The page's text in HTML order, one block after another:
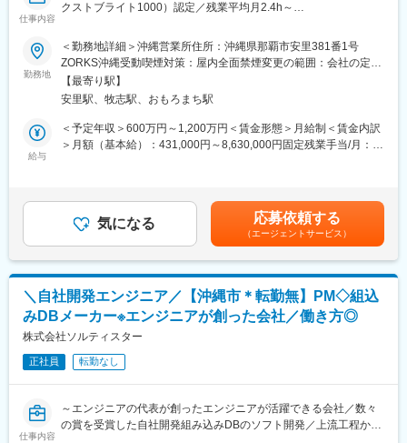
す。
〇モバイル系開発
携帯端末アプリやWebアプリ、Nativeアプリからハイブリッドア
プリの開発を専門とする集団です。大手メーカーや通信キャリア
を中心に、様々な業界のWebアプリ開発に要件定義から開発・運
用まで一貫して携わることができ、Webアプリエンジニアとして
のスキルアップが可能です。開発の流行に左右される分野である
ため、アジャイル開発やCIツールの導入は当然のこととして、新
【労働環境が安定しており長期的・安定的に就業できます】
社内ブログや社内SNS等を通しての情報共有や社内の情報発信な
どコミュニケーションが密な環境です。また社員一人ひとりのの
していけることも特徴です。福利厚生も充実しており、休暇制度
はもちろん各種手当も豊富にございます。
変更の範囲：会社の定める業務
仕事内容
クストブライト1000）認定／残業平均月2.4h～
■業務内容
フロントエンドエンジニア（PM/PL）として開発プロジェクトに
携わっていただきます。関係部署との要件調整、コスト管理、マ
ネジメント業務、メンバーの育成や指導もご担当いただきます。
テックリードをご希望の場合テックリードとしての業務をお願い
いたします。
Web/業務系システム、アプリ開発、AI関連など、1,000社以上の
■事業基盤の安定性
当社の案件の約7割は大手一次請けSIer案件となっており安定した
っています。
■働きやすい環境
営業担当が月1回エンジニアと現場双方へヒアリングを実施し、現
場での評価や課題、今後のキャリアについて共有します。常駐先
でも孤立することなく安心して働ける環境です。また、基本的に
残業が多くなる案件を受けないため、残業時間も月平均2.4時間と
非常に少ない環境です。さらに3カ月に1回の全社アンケートを実
施し、社員の声を制度へ反映しているため、Udemy導入、在宅勤
務手当なども社員の要望から1年以内に実現しています。
勤務地
＜勤務地詳細＞沖縄営業所住所：沖縄県那覇市安里381番1号
ZORKS沖縄受動喫煙対策：屋内全面禁煙変更の範囲：会社の定め
る事業所（リモートワーク含む）
【最寄り駅】
安里駅、牧志駅、おもろまち駅
給与
＜予定年収＞600万円～1,200万円＜賃金形態＞月給制＜賃金内訳
＞月額（基本給）：431,000円～8,630,000円固定残業手当/月：
でも目安の金額であり、選考を通じて上下する可能性がありま
す。月給(月額)は固定手当を含めた表記です。
気になる 応募依頼する
（エージェントサービス）
＼自社開発エンジニア／【沖縄市＊転勤無】PM◇組込
みDBメーカー※エンジニアが創った会社／働き方◎
株式会社ソルティスター
正社員 転勤なし
仕事内容
～エンジニアの代表が創ったエンジニアが活躍できる会社／数々
の賞を受賞した自社開発組み込みDBのソフト開発／上流工程から